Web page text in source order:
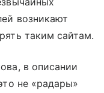
возникают
таким сайтам.
в описании
не «радары»